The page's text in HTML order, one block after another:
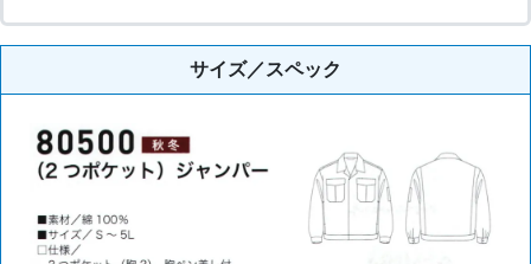
サイズ／スペック